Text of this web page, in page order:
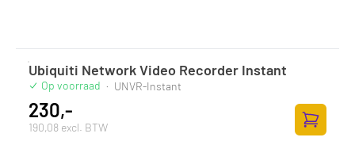
Ubiquiti Network Video Recorder Instant
Op voorraad · UNVR-Instant
230,-
190,08 excl. BTW